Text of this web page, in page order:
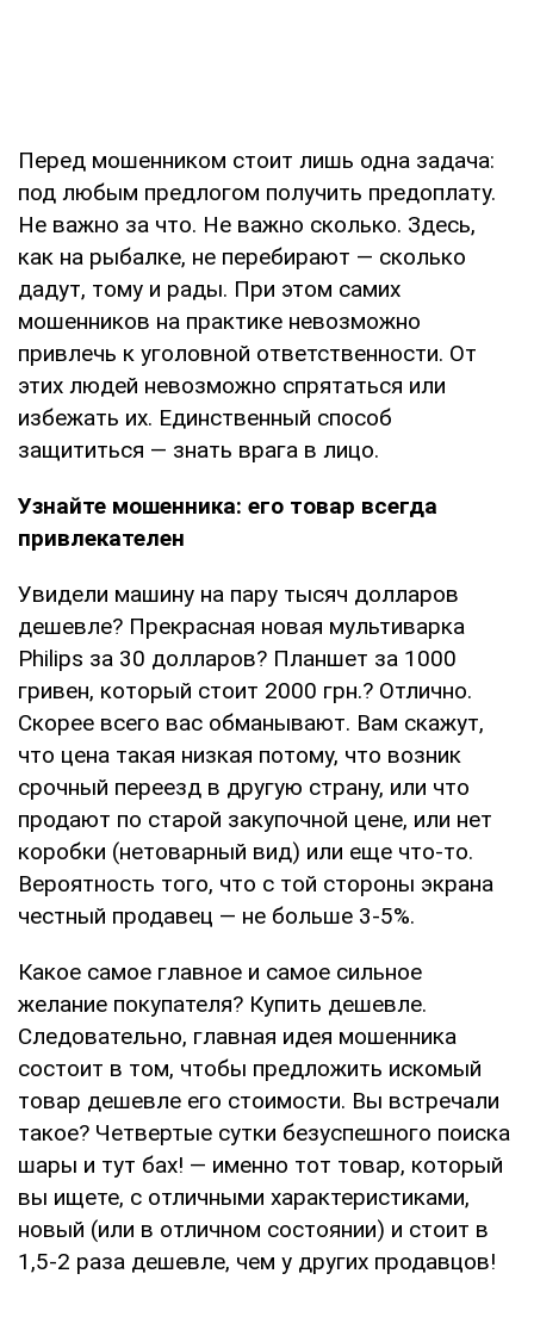
Перед мошенником стоит лишь одна задача:
под любым предлогом получить предоплату.
Не важно за что. Не важно сколько. Здесь,
как на рыбалке, не перебирают — сколько
дадут, тому и рады. При этом самих
мошенников на практике невозможно
привлечь к уголовной ответственности. От
этих людей невозможно спрятаться или
избежать их. Единственный способ
защититься — знать врага в лицо.
Узнайте мошенника: его товар всегда
привлекателен
Увидели машину на пару тысяч долларов
дешевле? Прекрасная новая мультиварка
Philips за 30 долларов? Планшет за 1000
гривен, который стоит 2000 грн.? Отлично.
Скорее всего вас обманывают. Вам скажут,
что цена такая низкая потому, что возник
срочный переезд в другую страну, или что
продают по старой закупочной цене, или нет
коробки (нетоварный вид) или еще что-то.
Вероятность того, что с той стороны экрана
честный продавец — не больше 3-5%.
Какое самое главное и самое сильное
желание покупателя? Купить дешевле.
Следовательно, главная идея мошенника
состоит в том, чтобы предложить искомый
товар дешевле его стоимости. Вы встречали
такое? Четвертые сутки безуспешного поиска
шары и тут бах! — именно тот товар, который
вы ищете, с отличными характеристиками,
новый (или в отличном состоянии) и стоит в
1,5-2 раза дешевле, чем у других продавцов!